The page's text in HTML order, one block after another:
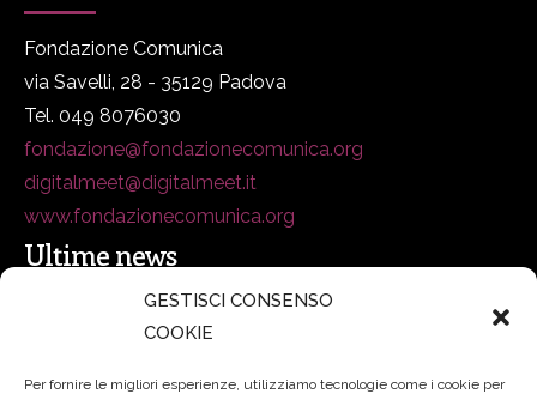
GESTISCI CONSENSO
COOKIE
Per fornire le migliori esperienze, utilizziamo tecnologie come i cookie per
Fondazione Comunica
via Savelli, 28 - 35129 Padova
Tel. 049 8076030
fondazione@fondazionecomunica.org
digitalmeet@digitalmeet.it
www.fondazionecomunica.org
Ultime news
secsolutionforum 2026: è Bologna la nuova capitale